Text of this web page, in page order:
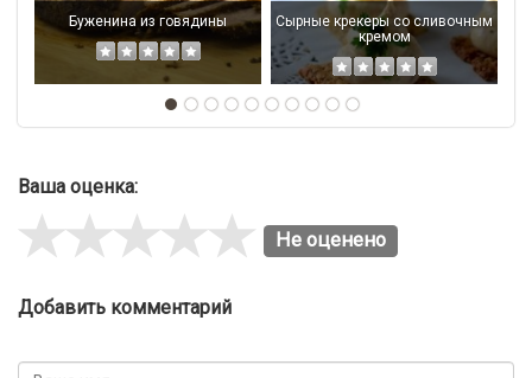
Буженина из говядины
Сырные крекеры со сливочным
кремом
Ваша оценка:
Не оценено
Добавить комментарий